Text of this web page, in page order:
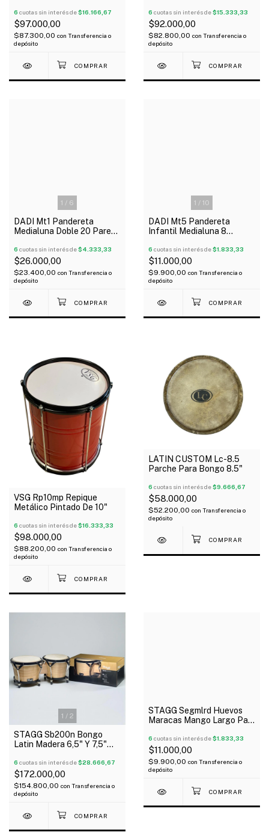
6 cuotas sin interés de$16.166,67
$97.000,00
$87.300,00 con Transferencia o
depósito
6 cuotas sin interés de$15.333,33
$92.000,00
$82.800,00 con Transferencia o
depósito
1 / 6
DADI Mt1 Pandereta
Medialuna Doble 20 Pares
6 cuotas sin interés de$4.333,33
$26.000,00
$23.400,00 con Transferencia o
depósito
1 / 10
DADI Mt5 Pandereta
Infantil Medialuna 8
6 cuotas sin interés de$1.833,33
$11.000,00
$9.900,00 con Transferencia o
depósito
VSG Rp10mp Repique
Metálico Pintado De 10"
6 cuotas sin interés de$16.333,33
$98.000,00
$88.200,00 con Transferencia o
depósito
LATIN CUSTOM Lc-8.5
Parche Para Bongo 8.5"
6 cuotas sin interés de$9.666,67
$58.000,00
$52.200,00 con Transferencia o
depósito
1 / 2
STAGG Sb200n Bongo
Latin Madera 6,5" Y 7,5"
6 cuotas sin interés de$28.666,67
$172.000,00
$154.800,00 con Transferencia o
depósito
STAGG Segmlrd Huevos
Maracas Mango Largo Par
6 cuotas sin interés de$1.833,33
$11.000,00
$9.900,00 con Transferencia o
depósito